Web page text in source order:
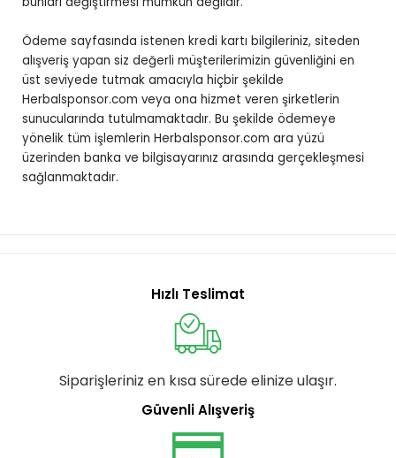
Ödeme sayfasında istenen kredi kartı bilgileriniz, siteden
alışveriş yapan siz değerli müşterilerimizin güvenliğini en
üst seviyede tutmak amacıyla hiçbir şekilde
Herbalsponsor.com veya ona hizmet veren şirketlerin
sunucularında tutulmamaktadır. Bu şekilde ödemeye
yönelik tüm işlemlerin Herbalsponsor.com ara yüzü
üzerinden banka ve bilgisayarınız arasında gerçekleşmesi
sağlanmaktadır.
Hızlı Teslimat
Siparişleriniz en kısa sürede elinize ulaşır.
Güvenli Alışveriş